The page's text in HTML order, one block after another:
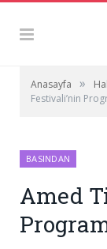
Anasayfa »
Festivali’nin
BASINDAN
Amed